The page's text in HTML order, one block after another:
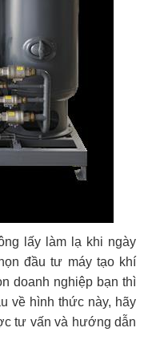
lấy làm lạ khi ngày
đầu tư máy tạo khí
doanh nghiệp bạn thì
về hình thức này, hãy
tư vấn và hướng dẫn